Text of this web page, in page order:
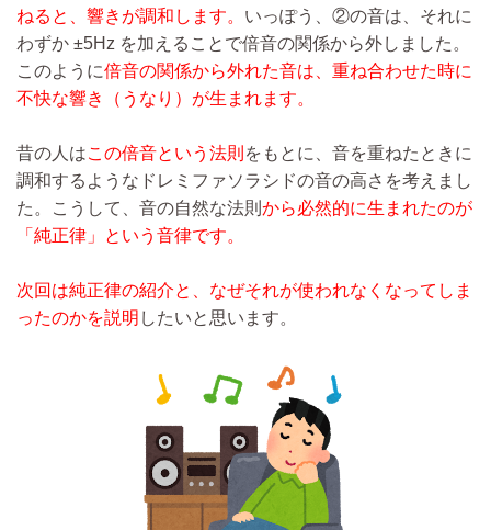
ねると、響きが調和します。 いっぽう、②の音は、それに
わずか ±5Hz を加えることで倍音の関係から外しました。
このように倍音の関係から外れた音は、重ね合わせた時に
不快な響き（うなり）が生まれます。
昔の人はこの倍音という法則 をもとに、音を重ねたときに
調和するようなドレミファソラシドの音の高さを考えまし
た。こうして、音の自然な法則 から必然的に生まれたのが
「純正律」という音律です。
次回は純正律の紹介と、なぜそれが使われなくなってしま
ったのかを説明 したいと思います。